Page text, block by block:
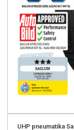
UHP pneumatika